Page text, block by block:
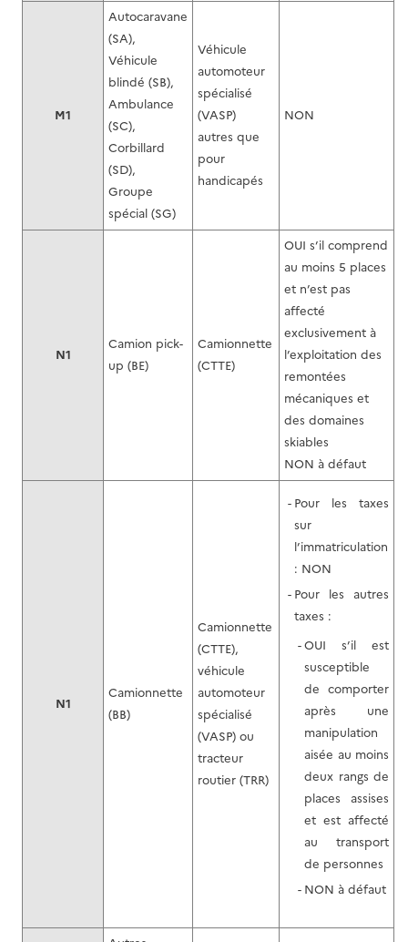
M1
Autocaravane
(SA),
Véhicule
blindé (SB),
Ambulance
(SC),
Corbillard
(SD),
Groupe
spécial (SG)
Véhicule
automoteur
spécialisé
(VASP)
autres que
pour
handicapés
NON
N1
Camion pick-
up (BE)
Camionnette
(CTTE)
OUI s’il comprend
au moins 5 places
et n’est pas
affecté
exclusivement à
l’exploitation des
remontées
mécaniques et
des domaines
skiables
NON à défaut
N1
Camionnette
(BB)
Camionnette
(CTTE),
véhicule
automoteur
spécialisé
(VASP) ou
tracteur
routier (TRR)
Pour les taxes
sur
l’immatriculation
: NON
Pour les autres
taxes :
OUI s’il est
susceptible
de comporter
après une
manipulation
aisée au moins
deux rangs de
places assises
et est affecté
au transport
de personnes
NON à défaut